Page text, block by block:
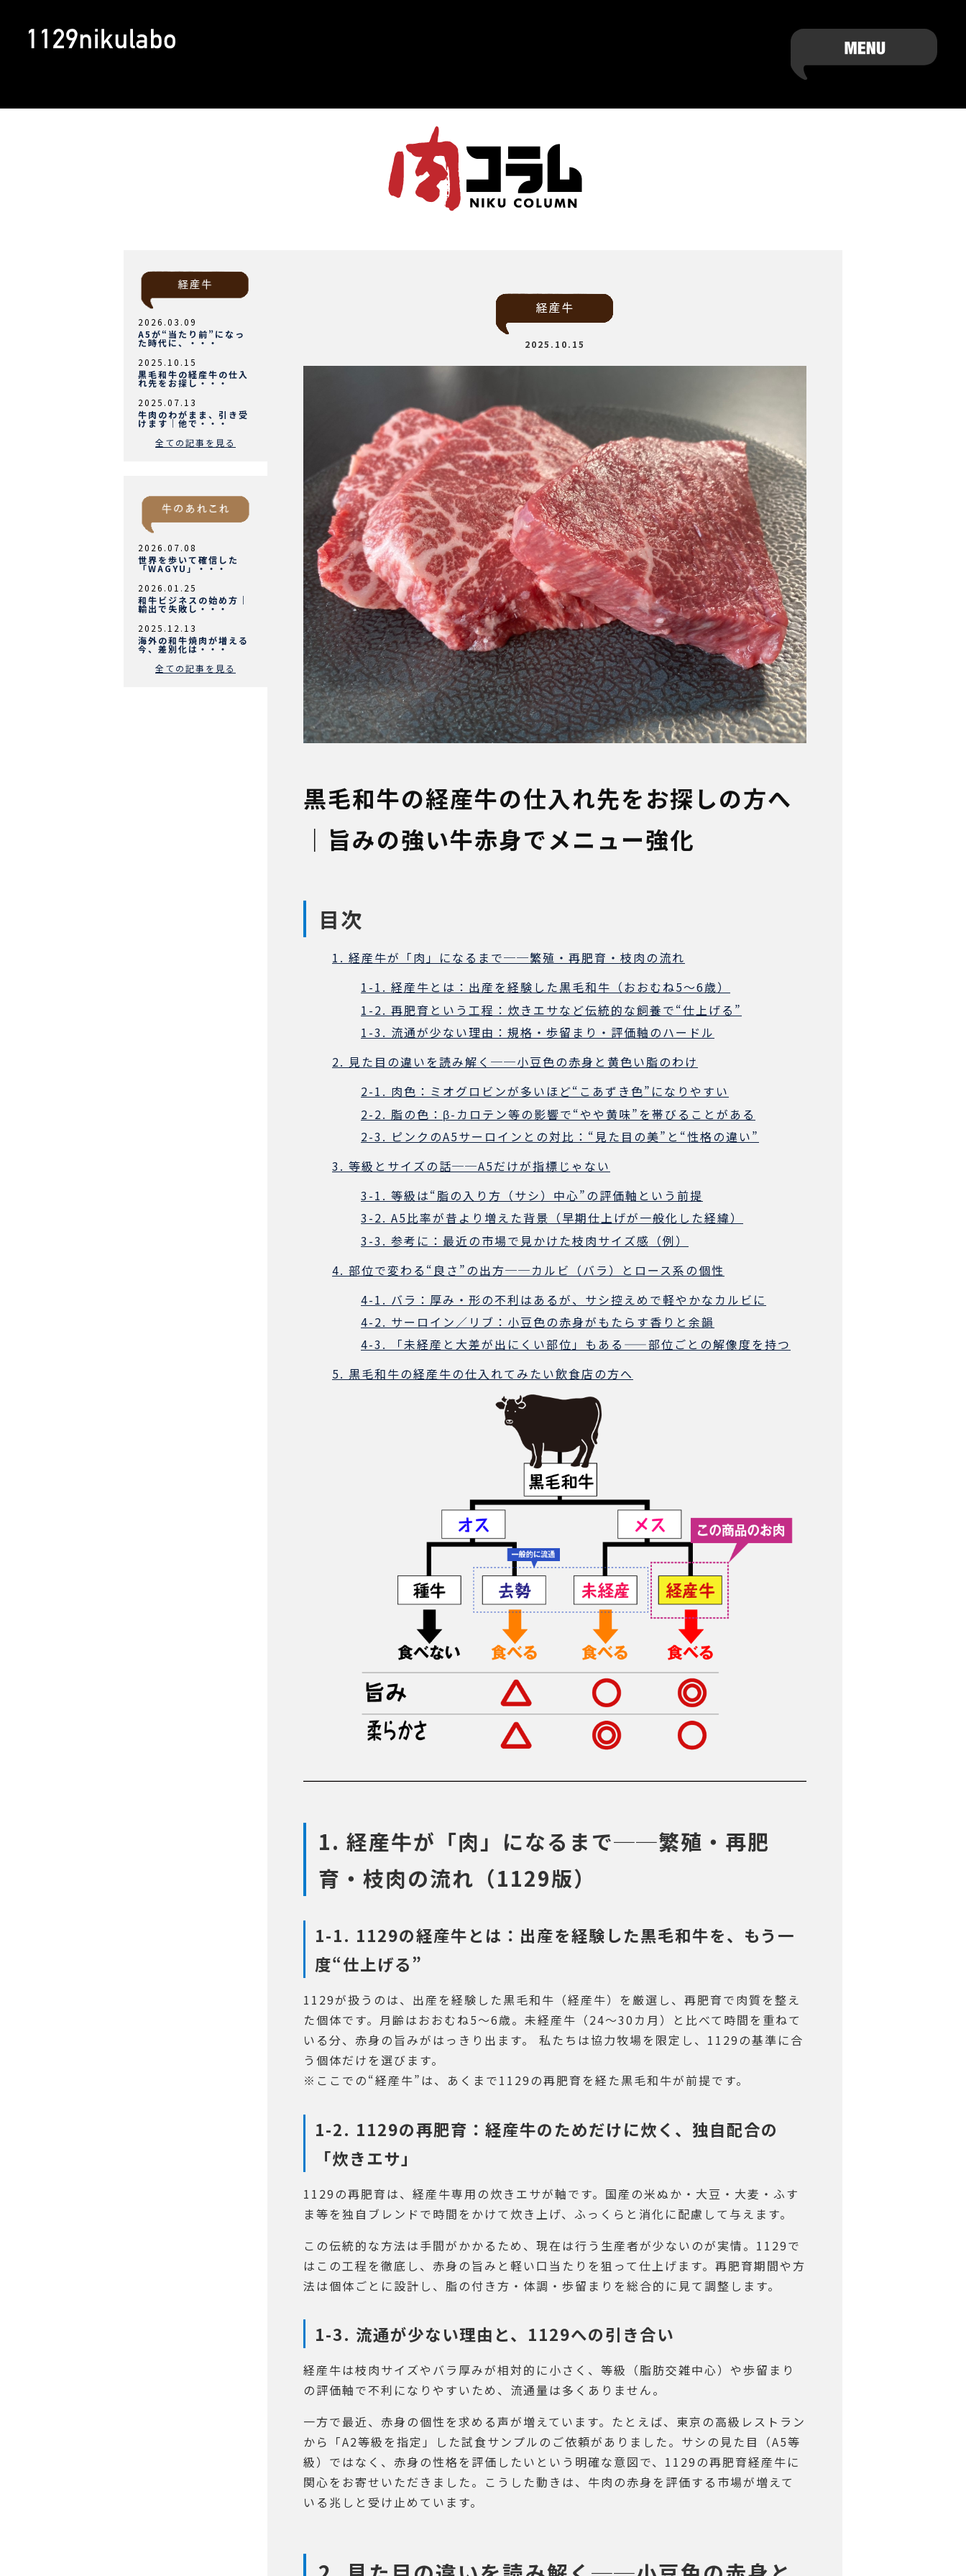
2026.03.09
A5が“当たり前”になっ
た時代に、・・・
2025.10.15
黒毛和牛の経産牛の仕入
れ先をお探し・・・
2025.07.13
牛肉のわがまま、引き受
けます｜他で・・・
全ての記事を見る
2026.07.08
世界を歩いて確信した
「WAGYU」・・・
2026.01.25
和牛ビジネスの始め方｜
輸出で失敗し・・・
2025.12.13
海外の和牛焼肉が増える
今、差別化は・・・
全ての記事を見る
2025.10.15
黒毛和牛の経産牛の仕入れ先をお探しの方へ
｜旨みの強い牛赤身でメニュー強化
目次
1. 経産牛が「肉」になるまで──繁殖・再肥育・枝肉の流れ
1-1. 経産牛とは：出産を経験した黒毛和牛（おおむね5〜6歳）
1-2. 再肥育という工程：炊きエサなど伝統的な飼養で“仕上げる”
1-3. 流通が少ない理由：規格・歩留まり・評価軸のハードル
2. 見た目の違いを読み解く──小豆色の赤身と黄色い脂のわけ
2-1. 肉色：ミオグロビンが多いほど“こあずき色”になりやすい
2-2. 脂の色：β-カロテン等の影響で“やや黄味”を帯びることがある
2-3. ピンクのA5サーロインとの対比：“見た目の美”と“性格の違い”
3. 等級とサイズの話──A5だけが指標じゃない
3-1. 等級は“脂の入り方（サシ）中心”の評価軸という前提
3-2. A5比率が昔より増えた背景（早期仕上げが一般化した経緯）
3-3. 参考に：最近の市場で見かけた枝肉サイズ感（例）
4. 部位で変わる“良さ”の出方──カルビ（バラ）とロース系の個性
4-1. バラ：厚み・形の不利はあるが、サシ控えめで軽やかなカルビに
4-2. サーロイン／リブ：小豆色の赤身がもたらす香りと余韻
4-3. 「未経産と大差が出にくい部位」もある——部位ごとの解像度を持つ
5. 黒毛和牛の経産牛の仕入れてみたい飲食店の方へ
1. 経産牛が「肉」になるまで──繁殖・再肥
育・枝肉の流れ（1129版）
1-1. 1129の経産牛とは：出産を経験した黒毛和牛を、もう一
度“仕上げる”
1129が扱うのは、出産を経験した黒毛和牛（経産牛）を厳選し、再肥育で肉質を整え
た個体です。月齢はおおむね5〜6歳。未経産牛（24〜30カ月）と比べて時間を重ねて
いる分、赤身の旨みがはっきり出ます。 私たちは協力牧場を限定し、1129の基準に合
う個体だけを選びます。
※ここでの“経産牛”は、あくまで1129の再肥育を経た黒毛和牛が前提です。
1-2. 1129の再肥育：経産牛のためだけに炊く、独自配合の
「炊きエサ」
1129の再肥育は、経産牛専用の炊きエサが軸です。国産の米ぬか・大豆・大麦・ふす
ま等を独自ブレンドで時間をかけて炊き上げ、ふっくらと消化に配慮して与えます。
この伝統的な方法は手間がかかるため、現在は行う生産者が少ないのが実情。1129で
はこの工程を徹底し、赤身の旨みと軽い口当たりを狙って仕上げます。再肥育期間や方
法は個体ごとに設計し、脂の付き方・体調・歩留まりを総合的に見て調整します。
1-3. 流通が少ない理由と、1129への引き合い
経産牛は枝肉サイズやバラ厚みが相対的に小さく、等級（脂肪交雑中心）や歩留まり
の評価軸で不利になりやすいため、流通量は多くありません。
一方で最近、赤身の個性を求める声が増えています。たとえば、東京の高級レストラン
から「A2等級を指定」した試食サンプルのご依頼がありました。サシの見た目（A5等
級）ではなく、赤身の性格を評価したいという明確な意図で、1129の再肥育経産牛に
関心をお寄せいただきました。こうした動きは、牛肉の赤身を評価する市場が増えて
いる兆しと受け止めています。